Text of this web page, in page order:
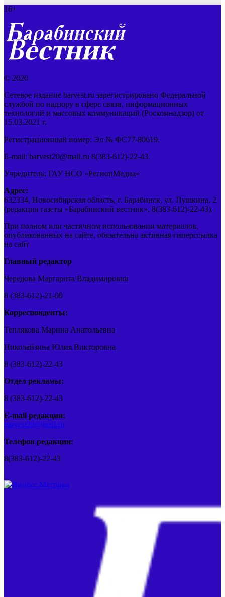
16+
© 2020
Сетевое издание barvest.ru зарегистрировано Федеральной
службой по надзору в сфере связи, информационных
технологий и массовых коммуникаций (Роскомнадзор) от
15.03.2021 г.
Регистрационный номер: Эл № ФС77-80619.
E-mail: barvest20@mail.ru 8(383-612)-22-43.
Учредитель: ГАУ НСО «РегионМедиа»
Адрес:
632334, Новосибирская область, г. Барабинск, ул. Пушкина, 2
(редакция газеты «Барабинский вестник», 8(383-612)-22-43).
При полном или частичном использовании материалов,
опубликованных на сайте, обязательна активная гиперссылка
на сайт
Главный редактор
Чередова Маргарита Владимировна
8 (383-612)-21-00
Корреспонденты:
Теплякова Марина Анатольевна
Николайзина Юлия Викторовна
8 (383-612)-22-43
Отдел рекламы:
8 (383-612)-22-43
E-mail редакции:
barvest20@mail.ru
Телефон редакции:
8(383-612)-22-43